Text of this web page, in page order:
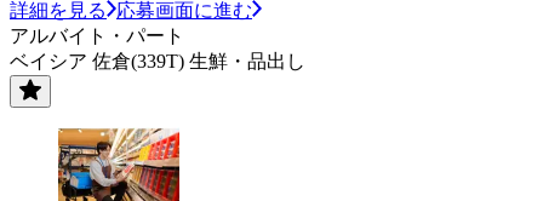
詳細を見る
応募画面に進む
アルバイト・パート
ベイシア 佐倉(339T) 生鮮・品出し